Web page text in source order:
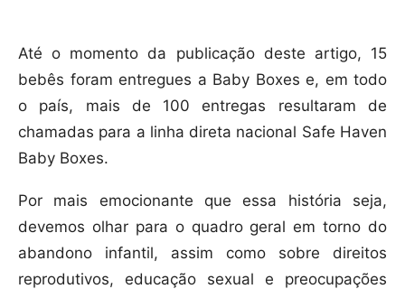
Até o momento da publicação deste artigo, 15
bebês foram entregues a Baby Boxes e, em todo
o país, mais de 100 entregas resultaram de
chamadas para a linha direta nacional Safe Haven
Baby Boxes.
Por mais emocionante que essa história seja,
devemos olhar para o quadro geral em torno do
abandono infantil, assim como sobre direitos
reprodutivos, educação sexual e preocupações